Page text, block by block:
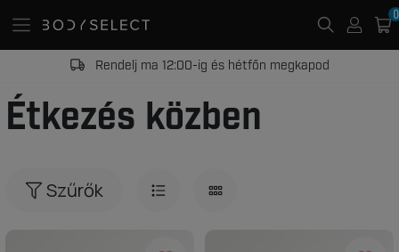
Rendelj ma 12:00-ig és hétfőn megkapod
Étkezés közben
Szűrők
0